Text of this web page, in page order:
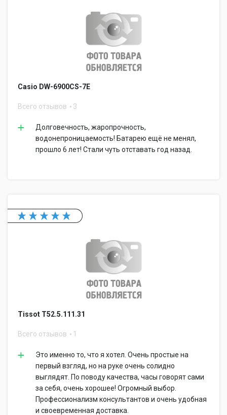
Casio DW-6900CS-7E
Всего отзывов 3
Долговечность, жаропрочность,
водонепроницаемость! Батарею ещё не менял,
прошло 6 лет! Стали чуть отставать год назад.
Tissot T52.5.111.31
Всего отзывов 1
Это именно то, что я хотел. Очень простые на
первый взгляд, но на руке очень солидно
выглядят. По поводу качества, часы говорят сами
за себя, очень хорошее! Огромный выбор.
Профессионализм консультантов и очень удобная
и своевременная доставка.